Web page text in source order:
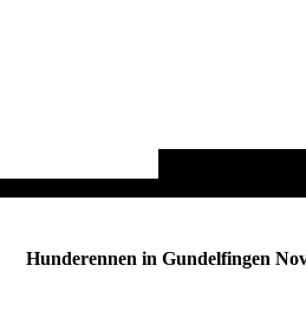
Hunderennen in Gundelfingen